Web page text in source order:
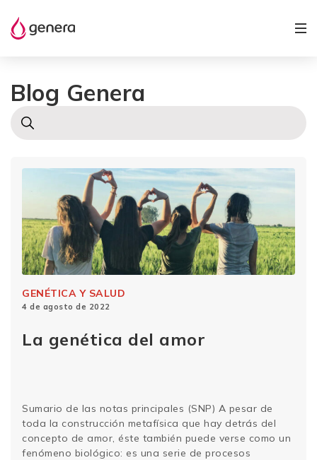
Blog Genera
GENÉTICA Y SALUD
4 de agosto de 2022
La genética del amor
Sumario de las notas principales (SNP) A pesar de
toda la construcción metafísica que hay detrás del
concepto de amor, éste también puede verse como un
fenómeno biológico: es una serie de procesos